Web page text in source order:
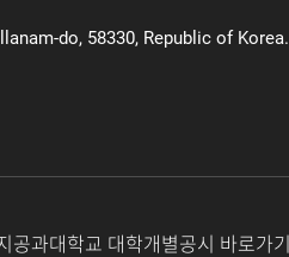
do, 58330, Republic of Korea.
공과대학교 대학개별공시 바로가기